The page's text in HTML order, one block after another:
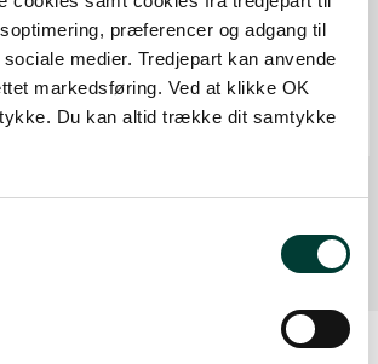
præferencer og adgang til
medier. Tredjepart kan anvende
markedsføring. Ved at klikke OK
Du kan altid trække dit samtykke